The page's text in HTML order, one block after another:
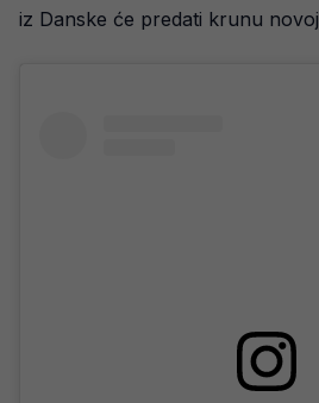
iz Danske će predati krunu